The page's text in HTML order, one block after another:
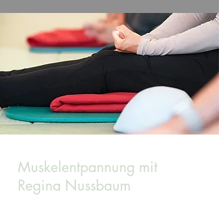
Muskelentpannung mit
Regina Nussbaum